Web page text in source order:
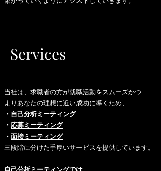
Services
当社は、求職者の方が就職活動をスムーズかつ
よりあなたの理想に近い成功に導くため、
・ 自己分析 ミーティング
・ 応募ミーティング
・ 面接ミーティング
三段階に分けた手厚いサービスを提供しています。